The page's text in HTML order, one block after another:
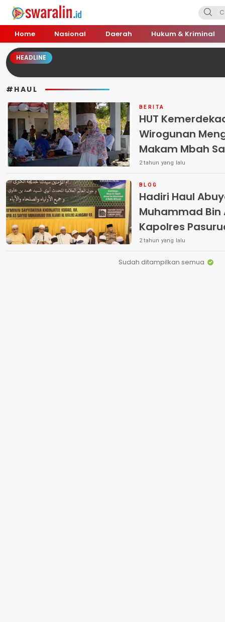
Swara Lin
Independent, Tajam & Profesional
Home Nasional Daerah Hukum & Kriminal
HEADLINE
#HAUL
BERITA
HUT
Wirogunan
Makam Mbah
2 tahun yang lalu
BLOG
Hadiri Haul
Muhammad Bin
Kapolres
Tetap Jaga NKRI
2 tahun yang lalu
Sudah ditampilkan semua